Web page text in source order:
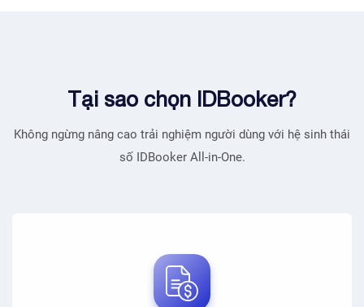
Tại sao chọn IDBooker?
Không ngừng nâng cao trải nghiệm người dùng với hệ sinh thái
số IDBooker All-in-One.